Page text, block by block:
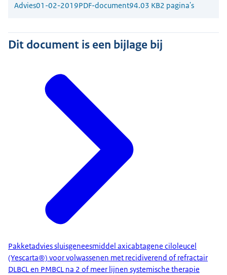
Advies01-02-2019PDF-document94.03 KB2 pagina's
Dit document is een bijlage bij
Pakketadvies sluisgeneesmiddel axicabtagene ciloleucel
(Yescarta®) voor volwassenen met recidiverend of refractair
DLBCL en PMBCL na 2 of meer lijnen systemische therapie